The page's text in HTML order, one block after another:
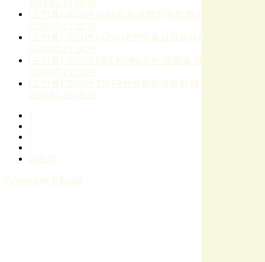
2024-03-15 16:30
[도언록] 2021년 제14회 눈성형연구회 학술심포지엄
2024-03-15 16:30
[도언록] 2021년 (APS) 대한미용성형외과학회 발표
2024-03-15 16:29
[도언록] 2020년 PRS KOREA 눈 성형술 파트
2024-03-15 16:29
[도언록] 2019년 2차 대한성형외과학회 대전충청지회
2024-03-15 16:29
1
2
3
»
마지막
Powered by KBoard